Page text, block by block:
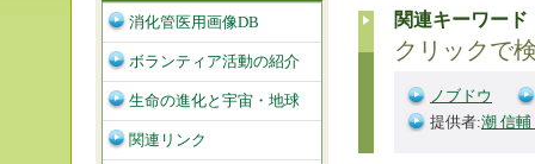
関連キーワード
クリックで
ノブドウ
提供者:潮 信
消化管医用画像DB
ボランティア活動の紹介
生命の進化と宇宙・地球
関連リンク